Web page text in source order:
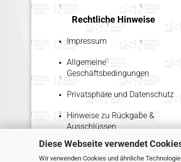
Diese Webseite verwendet
Wir verwenden Cookies und ähnliche
Rechtliche Hinweise
Impressum
Allgemeine
Geschäftsbedingungen
Privatsphäre und Datenschutz
Hinweise zu Rückgabe &
Ausschlüssen